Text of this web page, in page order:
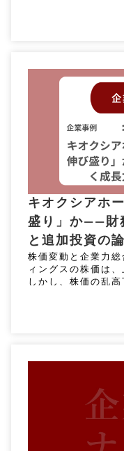
キオクシアホ
盛り」か――財
と追加投資の
株価変動と企業力
ィングスの株価は
しかし、株価の乱
当の実力を正しく